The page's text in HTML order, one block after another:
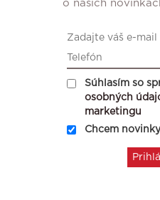
o našich
Súhlasím so
osobných
marketingu
Chcem